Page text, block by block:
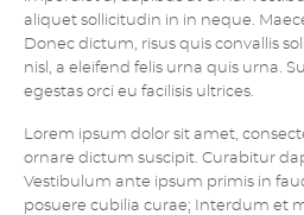
aliquet sollicitudin in in neque.
Donec dictum, risus quis convallis
nisl, a eleifend felis urna quis urna.
egestas orci eu facilisis ultrices.
Lorem ipsum dolor sit amet,
ornare dictum suscipit. Curabitur
Vestibulum ante ipsum primis in
posuere cubilia curae; Interdum et